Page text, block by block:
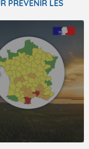
PRÉVENIR LES